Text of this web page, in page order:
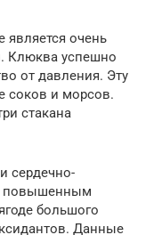
является очень
Клюква успешно
от давления. Эту
соков и морсов.
стакана
сердечно-
повышенным
большого
Данные